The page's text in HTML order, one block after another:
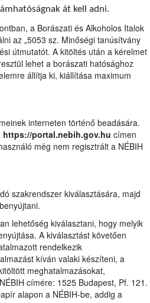
át kell adni.
a Borászati és Alkoholos Italok
az „5053 sz. Minőségi tanúsítvány
útmutatót. A kitöltés után a kérelmet
lehet a borászati hatósághoz
állítja ki, kiállítása maximum
interneten történő beadására.
https://portal.nebih.gov.hu címen
még nem regisztrált a NÉBIH
szakrendszer kiválasztására, majd
lehetőség kiválasztani, hogy melyik
A kiválasztást követően
rendelkezik
kíván valaki készíteni, a
meghatalmazásokat,
címére: 1525 Budapest, Pf. 121.
alapon a NÉBIH-be, addig a